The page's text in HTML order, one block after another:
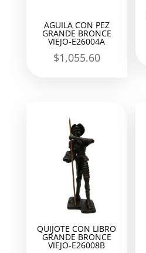
AGUILA CON PEZ
GRANDE BRONCE
VIEJO-E26004A
$1,055.60
QUIJOTE CON LIBRO
GRANDE BRONCE
VIEJO-E26008B